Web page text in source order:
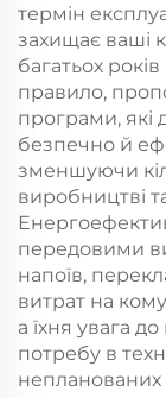
термін
захищає ваші
багатьох
правило,
програми,
безпечно й
зменшуючи
виробництві
передовими
напоїв,
витрат на
а їхня увага до
потребу в
непланованих